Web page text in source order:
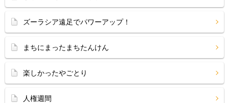
ズーラシア遠足でパワーアップ！
まちにまったまちたんけん
楽しかったやごとり
人権週間